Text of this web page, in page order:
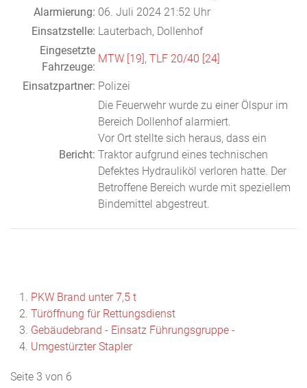
Alarmierung: 06. Juli 2024 21:52 Uhr
Einsatzstelle: Lauterbach, Dollenhof
Eingesetzte
Fahrzeuge:
MTW [19], TLF 20/40 [24]
Einsatzpartner: Polizei
Bericht:
Die Feuerwehr wurde zu einer Ölspur im
Bereich Dollenhof alarmiert.
Vor Ort stellte sich heraus, dass ein
Traktor aufgrund eines technischen
Defektes Hydrauliköl verloren hatte. Der
Betroffene Bereich wurde mit speziellem
Bindemittel abgestreut.
PKW Brand unter 7,5 t
Türöffnung für Rettungsdienst
Gebäudebrand - Einsatz Führungsgruppe -
Umgestürzter Stapler
Seite 3 von 6